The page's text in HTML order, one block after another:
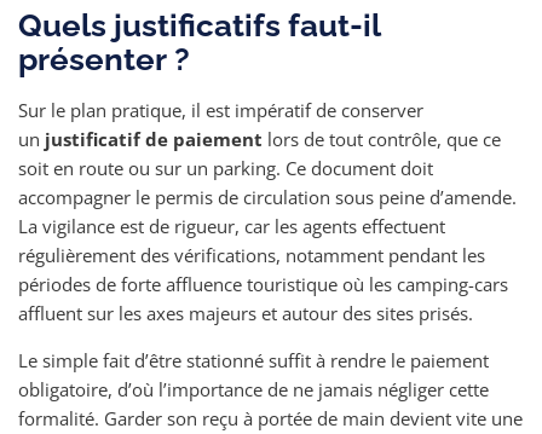
Quels justificatifs faut-il
présenter ?
Sur le plan pratique, il est impératif de conserver
un justificatif de paiement lors de tout contrôle, que ce
soit en route ou sur un parking. Ce document doit
accompagner le permis de circulation sous peine d’amende.
La vigilance est de rigueur, car les agents effectuent
régulièrement des vérifications, notamment pendant les
périodes de forte affluence touristique où les camping-cars
affluent sur les axes majeurs et autour des sites prisés.
Le simple fait d’être stationné suffit à rendre le paiement
obligatoire, d’où l’importance de ne jamais négliger cette
formalité. Garder son reçu à portée de main devient vite une